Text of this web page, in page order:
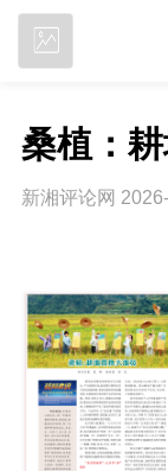
桑植：
新湘评论网